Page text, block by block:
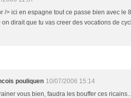
/> ici en espagne tout ce passe bien avec le
on dirait que tu vas creer des vocations de
pouliquen 10/07/2006 15:14
vous bien, faudra les bouffer ces